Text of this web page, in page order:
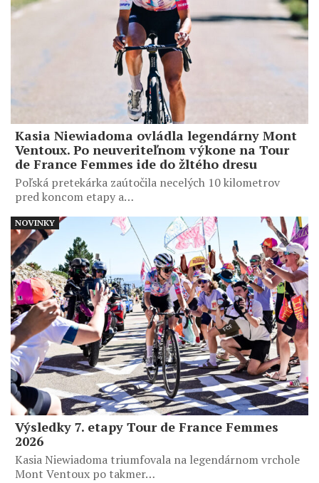
Kasia Niewiadoma ovládla legendárny Mont
Ventoux. Po neuveriteľnom výkone na Tour
de France Femmes ide do žltého dresu
Poľská pretekárka zaútočila necelých 10 kilometrov
pred koncom etapy a…
Výsledky 7. etapy Tour de France Femmes
2026
Kasia Niewiadoma triumfovala na legendárnom vrchole
Mont Ventoux po takmer…
NOVINKY